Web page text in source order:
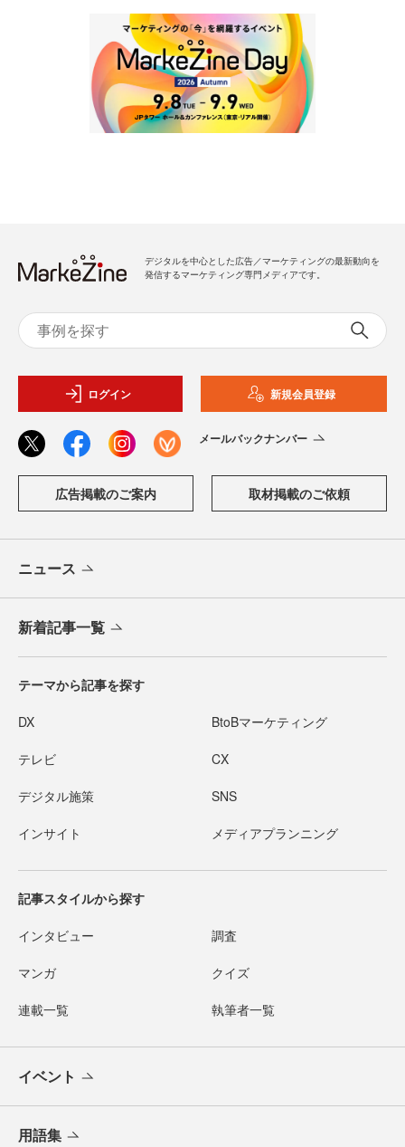
デジタルを中心とした広告／マーケティングの最新動向を
発信するマーケティング専門メディアです。
ログイン 新規会員登録
メールバックナンバー
広告掲載のご案内 取材掲載のご依頼
ニュース
新着記事一覧
テーマから記事を探す
DX BtoBマーケティング
テレビ CX
デジタル施策 SNS
インサイト メディアプランニング
記事スタイルから探す
インタビュー 調査
マンガ クイズ
連載一覧 執筆者一覧
イベント
用語集